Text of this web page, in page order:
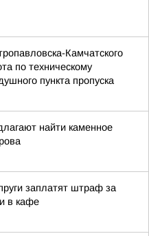
Камчатского
по техническому
пункта пропуска
найти каменное
заплатят штраф за
в кафе